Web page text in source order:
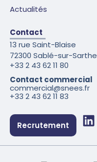
Actualités
Contact
13 rue Saint-Blaise
72300 Sablé-sur-Sarthe
+33 2 43 62 11 80
Contact commercial
commercial@snees.fr
+33 2 43 62 11 83
Recrutement